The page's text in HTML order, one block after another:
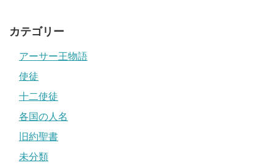
カテゴリー
アーサー王物語
使徒
十二使徒
各国の人名
旧約聖書
未分類